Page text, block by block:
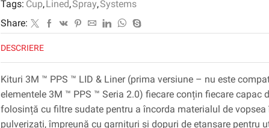
850
ml,
125
µm,
16740
Tags: Cup,Lined,Spray,Systems
Share:
DESCRIERE
Kituri 3M ™ PPS ™ LID & Liner (prima versiune – nu este
elementele 3M ™ PPS ™ Seria 2.0) fiecare conțin fiecare capac
folosință cu filtre sudate pentru a încorda materialul de vopsea
pulverizați, împreună cu garnituri și dopuri de etanșare pentru